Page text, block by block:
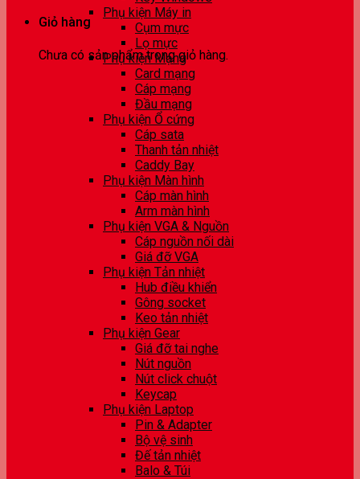
Giỏ hàng
Chưa có sản phẩm trong giỏ hàng.
Phụ kiện Máy in
Cụm mực
Lọ mực
Phụ kiện Mạng
Card mạng
Cáp mạng
Đầu mạng
Phụ kiện Ổ cứng
Cáp sata
Thanh tản nhiệt
Caddy Bay
Phụ kiện Màn hình
Cáp màn hình
Arm màn hình
Phụ kiện VGA & Nguồn
Cáp nguồn nối dài
Giá đỡ VGA
Phụ kiện Tản nhiệt
Hub điều khiển
Gông socket
Keo tản nhiệt
Phụ kiện Gear
Giá đỡ tai nghe
Nút nguồn
Nút click chuột
Keycap
Phụ kiện Laptop
Pin & Adapter
Bộ vệ sinh
Đế tản nhiệt
Balo & Túi